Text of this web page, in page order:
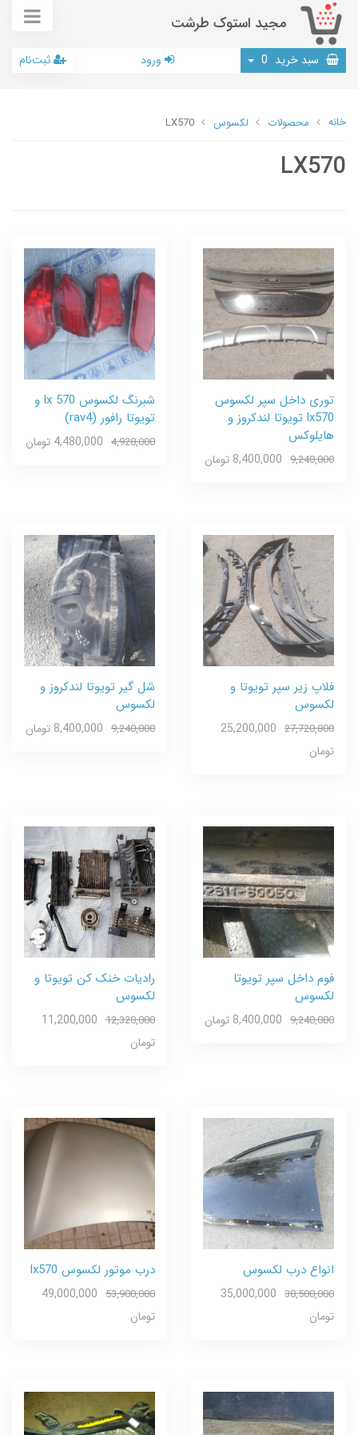
مجید استوک طرشت
سبد خرید 0 ورود ثبت‌نام
خانه محصولات لکسوس LX570
LX570
توری داخل سپر لکسوس
lx570 تویوتا لندکروز و
هایلوکس
9,240,000 8,400,000 تومان
شبرنگ لکسوس lx 570 و
تویوتا رافور (rav4)
4,928,000 4,480,000 تومان
فلاپ زیر سپر تویوتا و
لکسوس
27,720,000
25,200,000
تومان
شل گیر تویوتا لندکروز و
لکسوس
9,240,000 8,400,000 تومان
فوم داخل سپر تویوتا
لکسوس
9,240,000 8,400,000 تومان
رادیات خنک کن تویوتا و
لکسوس
12,320,000
11,200,000
تومان
انواع درب لکسوس
38,500,000
35,000,000
تومان
درب موتور لکسوس lx570
53,900,000
49,000,000
تومان